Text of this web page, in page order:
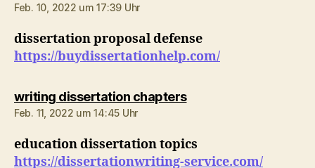
Feb. 10, 2022 um 17:39 Uhr
dissertation proposal defense
https://buydissertationhelp.com/
writing dissertation chapterssagt:
Feb. 11, 2022 um 14:45 Uhr
education dissertation topics
https://dissertationwriting-service.com/